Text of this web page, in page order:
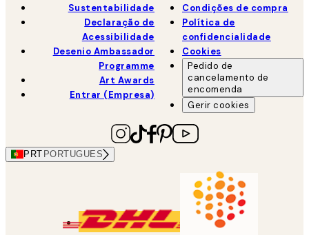
Sustentabilidade
Declaração de
Acessibilidade
Desenio Ambassador
Programme
Art Awards
Entrar (Empresa)
Condições de compra
Política de
confidencialidade
Cookies
Pedido de
cancelamento de
encomenda
Gerir cookies
PRT PORTUGUES